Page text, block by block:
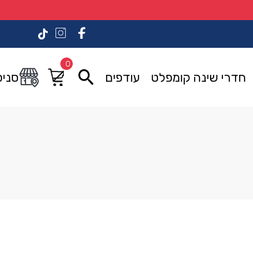
חדרי שינה קומפלט עודפים
0